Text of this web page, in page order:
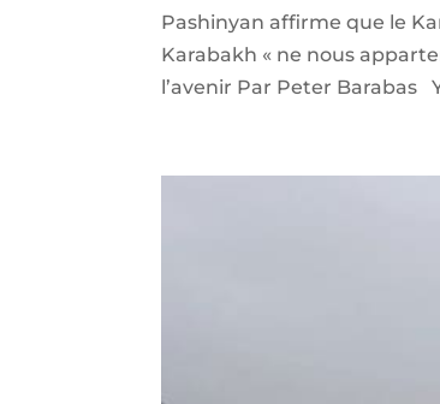
Pashinyan affirme que le
Karabakh « ne nous
l’avenir Par Peter Barabas